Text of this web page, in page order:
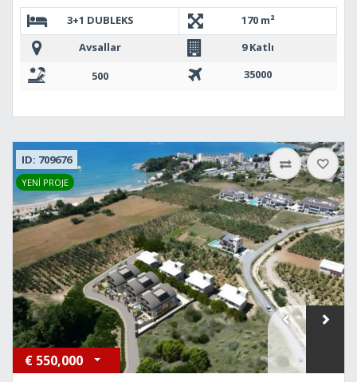
3+1 DUBLEKS
170 m²
Avsallar
9 Katlı
500
35000
ID: 709676
YENİ PROJE
€ 550,000